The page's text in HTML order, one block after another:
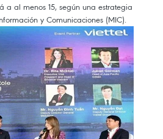
a al menos 15, según una estrategia
y Comunicaciones (MIC).